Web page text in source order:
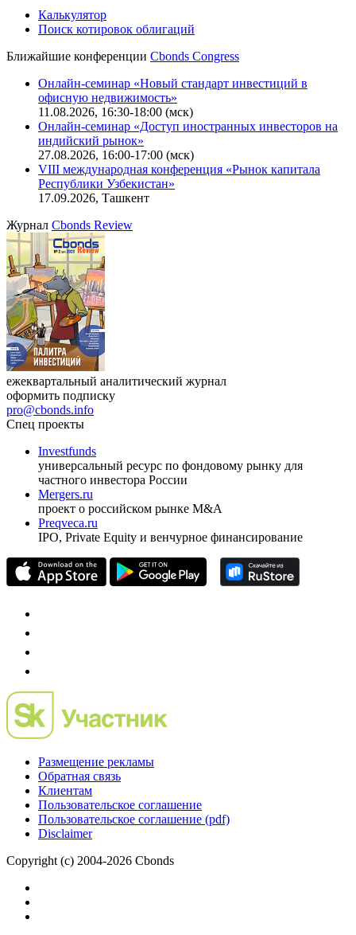
Калькулятор
Поиск котировок облигаций
Ближайшие конференции Cbonds Congress
Онлайн-семинар «Новый стандарт инвестиций в
офисную недвижимость»
11.08.2026, 16:30-18:00 (мск)
Онлайн-семинар «Доступ иностранных инвесторов на
индийский рынок»
27.08.2026, 16:00-17:00 (мск)
VIII международная конференция «Рынок капитала
Республики Узбекистан»
17.09.2026, Ташкент
Журнал Cbonds Review
ежеквартальный аналитический журнал
оформить подписку
pro@cbonds.info
Спец проекты
Investfunds
универсальный ресурс по фондовому рынку для
частного инвестора России
Mergers.ru
проект о российском рынке M&A
Preqveca.ru
IPO, Private Equity и венчурное финансирование
Размещение рекламы
Обратная связь
Клиентам
Пользовательское соглашение
Пользовательское соглашение (pdf)
Disclaimer
Copyright (c) 2004-2026 Cbonds